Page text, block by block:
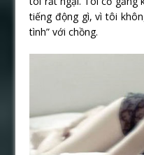
tiếng động gì, vì tôi
tình” với chồng.